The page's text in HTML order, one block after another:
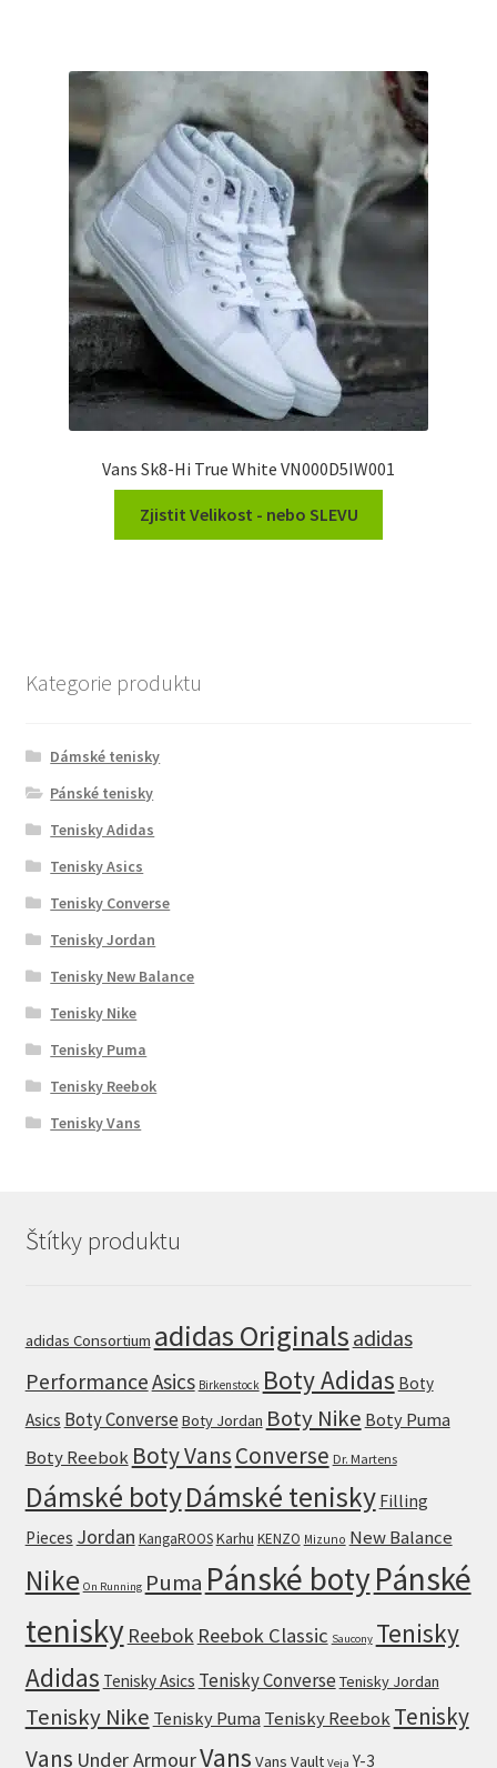
Vans Sk8-Hi True White VN000D5IW001
Zjistit Velikost - nebo SLEVU
Kategorie produktu
Dámské tenisky
Pánské tenisky
Tenisky Adidas
Tenisky Asics
Tenisky Converse
Tenisky Jordan
Tenisky New Balance
Tenisky Nike
Tenisky Puma
Tenisky Reebok
Tenisky Vans
Štítky produktu
adidas Consortium adidas Originals adidas
PerformanceAsics Birkenstock Boty Adidas Boty
Asics Boty Converse Boty Jordan Boty Nike Boty Puma
Boty Reebok Boty VansConverse Dr. Martens
Dámské botyDámské tenisky Filling
Pieces Jordan KangaROOSKarhu KENZO Mizuno New Balance
Nike On Running Puma Pánské botyPánské
tenisky Reebok Reebok Classic Saucony Tenisky
Adidas Tenisky Asics Tenisky Converse Tenisky Jordan
Tenisky Nike Tenisky Puma Tenisky Reebok Tenisky
Vans Under ArmourVans Vans Vault Veja Y-3